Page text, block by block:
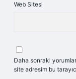
Web Sitesi
Daha sonraki
site adresim bu